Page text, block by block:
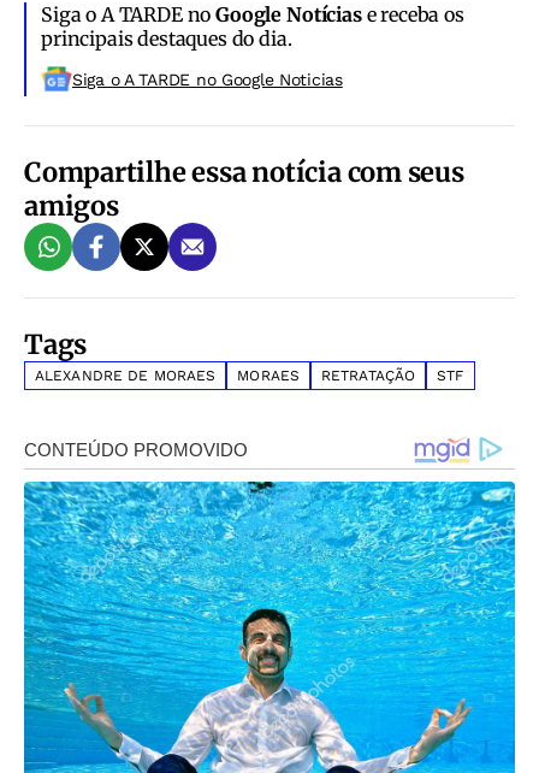
Siga o A TARDE noGoogle Notíciase receba os
principais destaques do dia.
Siga o A TARDE no Google Noticias
Compartilhe essa notícia com seus
amigos
Tags
ALEXANDRE DE MORAES MORAES RETRATAÇÃO STF